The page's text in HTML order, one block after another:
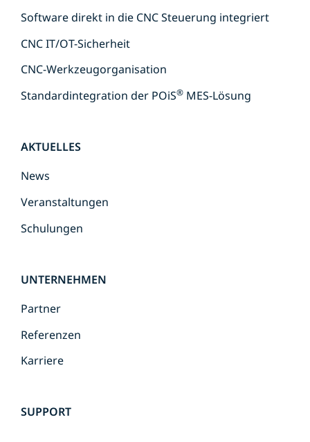
Software direkt in die CNC Steuerung integriert
CNC IT/OT-Sicherheit
CNC-Werkzeugorganisation
Standardintegration der POiS® MES-Lösung
AKTUELLES
News
Veranstaltungen
Schulungen
UNTERNEHMEN
Partner
Referenzen
Karriere
SUPPORT